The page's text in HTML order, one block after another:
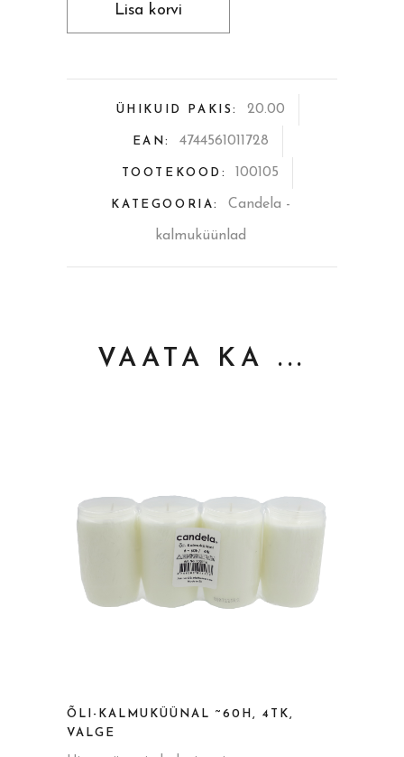
Lisa korvi
ÜHIKUID PAKIS: 20.00
EAN: 4744561011728
TOOTEKOOD: 100105
KATEGOORIA: Candela -
kalmuküünlad
VAATA KA ...
ÕLI-KALMUKÜÜNAL ~60H, 4TK,
VALGE